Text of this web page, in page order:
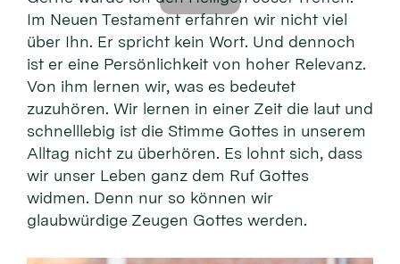
Im Neuen Testament erfahren wir nicht viel
über Ihn. Er spricht kein Wort. Und dennoch
ist er eine Persönlichkeit von hoher Relevanz.
Von ihm lernen wir, was es bedeutet
zuzuhören. Wir lernen in einer Zeit die laut und
schnelllebig ist die Stimme Gottes in unserem
Alltag nicht zu überhören. Es lohnt sich, dass
wir unser Leben ganz dem Ruf Gottes
widmen. Denn nur so können wir
glaubwürdige Zeugen Gottes werden.